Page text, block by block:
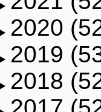
2020
2019
2018